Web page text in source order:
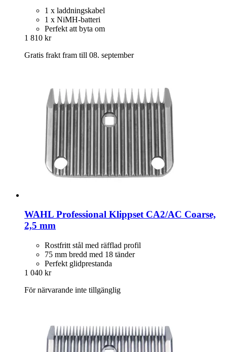
1 x laddningskabel
1 x NiMH-batteri
Perfekt att byta om
1 810 kr
Gratis frakt fram till 08. september
WAHL Professional Klippset CA2/AC Coarse,
2,5 mm
Rostfritt stål med räfflad profil
75 mm bredd med 18 tänder
Perfekt glidprestanda
1 040 kr
För närvarande inte tillgänglig